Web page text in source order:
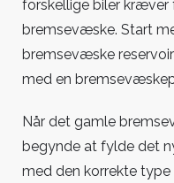
forskellige biler kræver
bremsevæske. Start
bremsevæske
med en
Når det gamle
begynde at fylde det
med den korrekte type